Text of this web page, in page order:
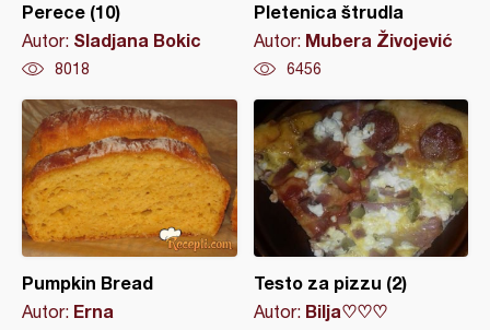
Perece (10)
Autor: Sladjana Bokic
8018
Pletenica štrudla
Autor: Mubera Živojević
6456
Pumpkin Bread
Autor: Erna
Testo za pizzu (2)
Autor: Bilja♡♡♡